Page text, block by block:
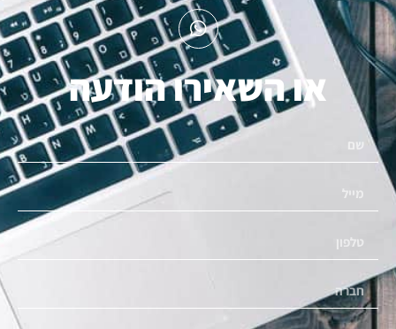
או השאירו הודעה